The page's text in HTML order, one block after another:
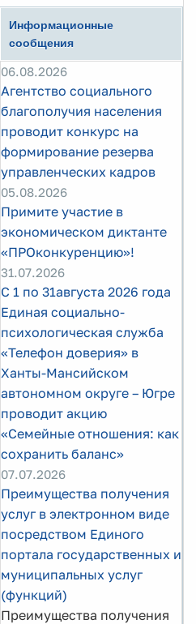
Информационные
сообщения
06.08.2026
Агентство социального
благополучия населения
проводит конкурс на
формирование резерва
управленческих кадров
05.08.2026
Примите участие в
экономическом диктанте
«ПРОконкуренцию»!
31.07.2026
С 1 по 31августа 2026 года
Единая социально-
психологическая служба
«Телефон доверия» в
Ханты-Мансийском
автономном округе – Югре
проводит акцию
«Семейные отношения: как
сохранить баланс»
07.07.2026
Преимущества получения
услуг в электронном виде
посредством Единого
портала государственных и
муниципальных услуг
(функций)
Преимущества получения